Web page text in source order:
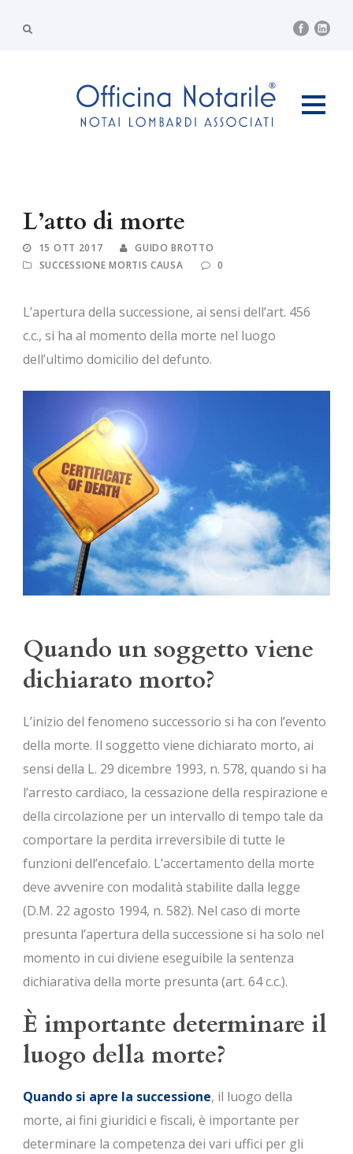
L’atto di morte
15 OTT 2017
GUIDO BROTTO
SUCCESSIONE MORTIS CAUSA
0
L’apertura della successione, ai sensi dell’art. 456
c.c., si ha al momento della morte nel luogo
dell’ultimo domicilio del defunto.
Quando un soggetto viene
dichiarato morto?
L’inizio del fenomeno successorio si ha con l’evento
della morte. Il soggetto viene dichiarato morto, ai
sensi della L. 29 dicembre 1993, n. 578, quando si ha
l’arresto cardiaco, la cessazione della respirazione e
della circolazione per un intervallo di tempo tale da
comportare la perdita irreversibile di tutte le
funzioni dell’encefalo. L’accertamento della morte
deve avvenire con modalità stabilite dalla legge
(D.M. 22 agosto 1994, n. 582). Nel caso di morte
presunta l’apertura della successione si ha solo nel
momento in cui diviene eseguibile la sentenza
dichiarativa della morte presunta (art. 64 c.c.).
È importante determinare il
luogo della morte?
Quando si apre la successione, il luogo della
morte, ai fini giuridici e fiscali, è importante per
determinare la competenza dei vari uffici per gli